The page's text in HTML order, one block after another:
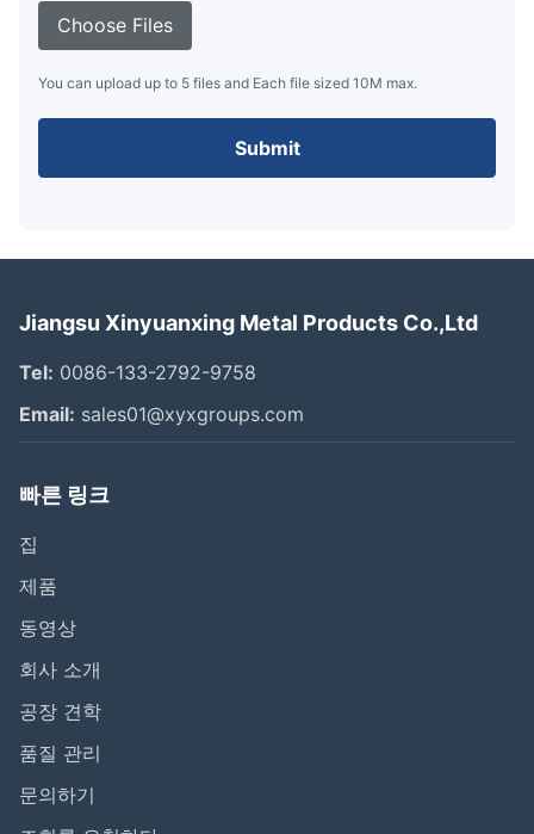
Choose Files
You can upload up to 5 files and Each file sized 10M max.
Submit
Jiangsu Xinyuanxing Metal Products Co.,Ltd
Tel: 0086-133-2792-9758
Email: sales01@xyxgroups.com
빠른 링크
집
제품
동영상
회사 소개
공장 견학
품질 관리
문의하기